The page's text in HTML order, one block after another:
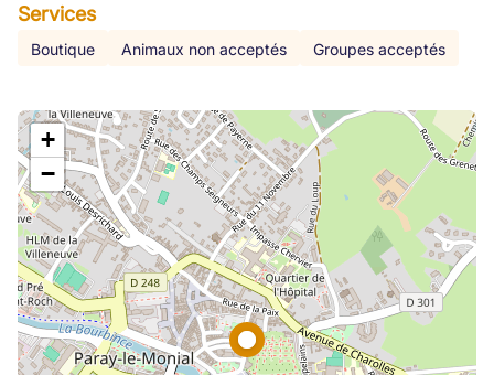
Services
Boutique Animaux non acceptés Groupes acceptés
+
−